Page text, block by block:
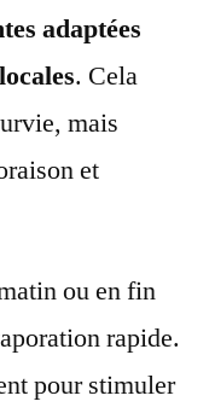
adaptées
. Cela
mais
et
ou en fin
rapide.
pour stimuler